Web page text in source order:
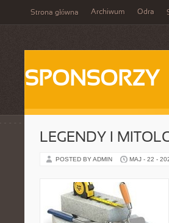
Strona główna Archiwum Odra
SPONSORZY
LEGENDY I
POSTED BY ADMIN MAJ - 22 -